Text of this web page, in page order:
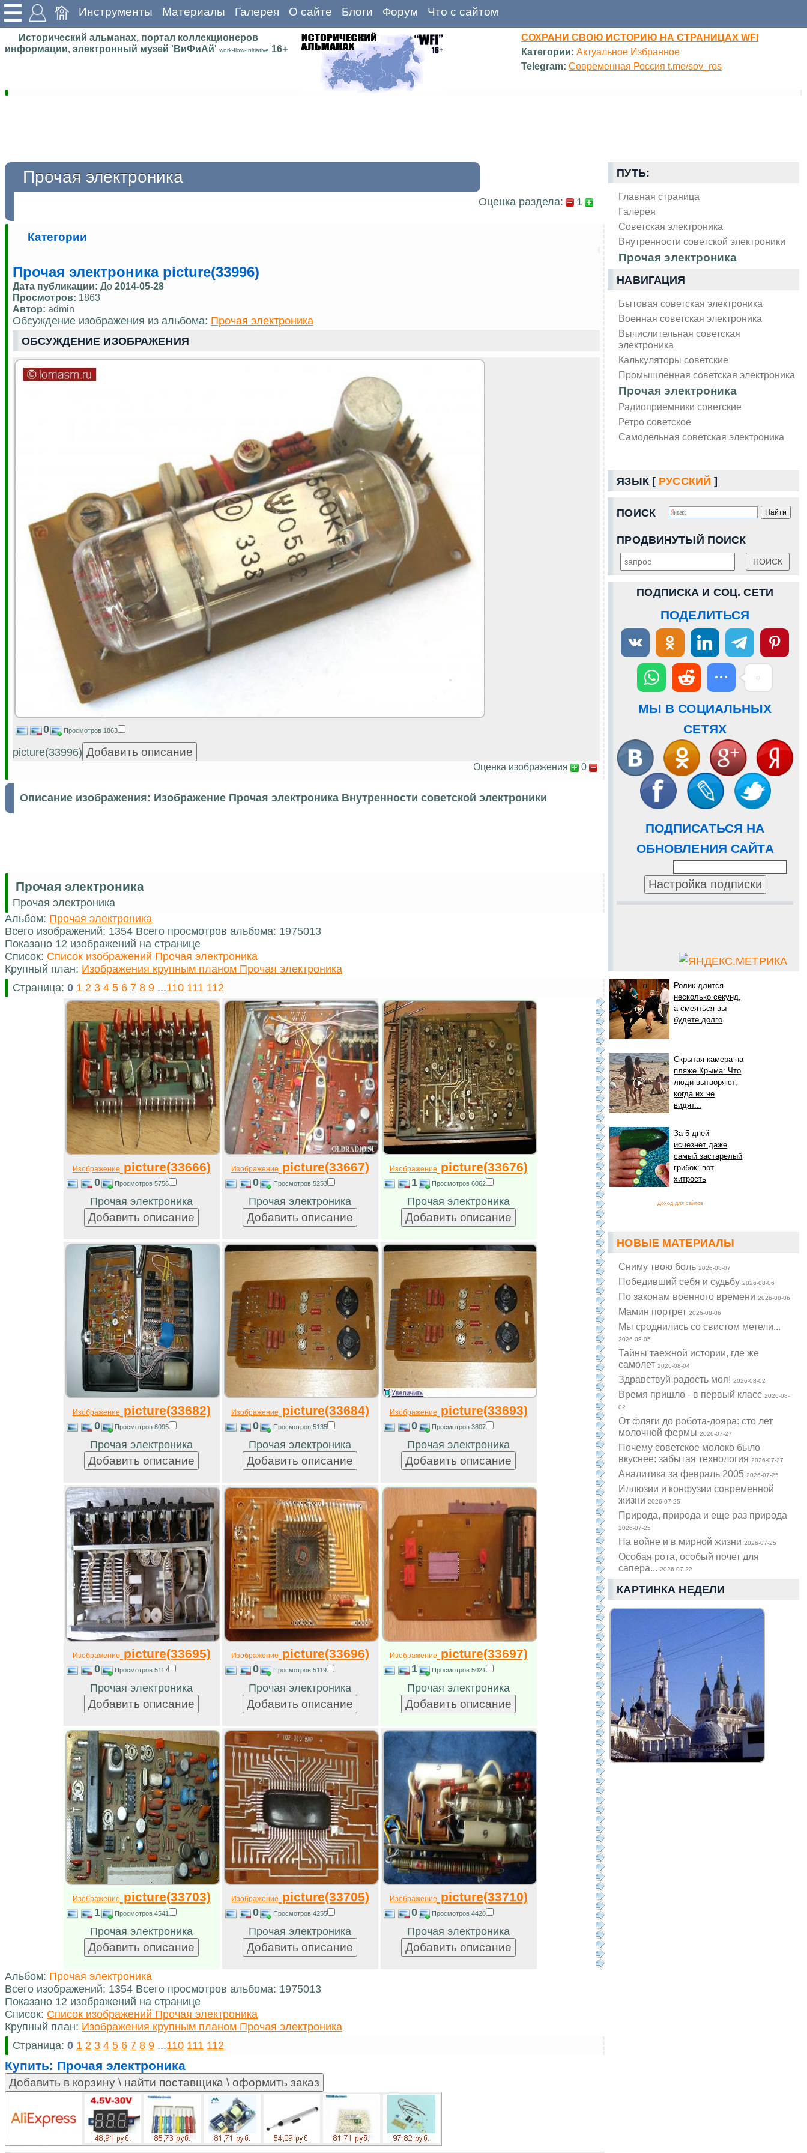
Инструменты Материалы Галерея О сайте Блоги Форум Что с сайтом
Исторический альманах, портал коллекционеров
информации, электронный музей 'ВиФиАй' work-flow-Initiative 16+
СОХРАНИ СВОЮ ИСТОРИЮ НА СТРАНИЦАХ WFI
Категории: Актуальное Избранное
Telegram: Современная Россия t.me/sov_ros
ПУТЬ:
Главная страница
Галерея
Советская электроника
Внутренности советской электроники
Прочая электроника
НАВИГАЦИЯ
Бытовая советская электроника
Военная советская электроника
Вычислительная советская
электроника
Калькуляторы советские
Промышленная советская электроника
Прочая электроника
Радиоприемники советские
Ретро советское
Самодельная советская электроника
ЯЗЫК [ РУССКИЙ ]
ПОИСК
ПРОДВИНУТЫЙ ПОИСК
ПОДПИСКА И СОЦ. СЕТИ
ПОДЕЛИТЬСЯ
МЫ В СОЦИАЛЬНЫХ
СЕТЯХ
ПОДПИСАТЬСЯ НА
ОБНОВЛЕНИЯ САЙТА
Ролик длится
несколько секунд,
а смеяться вы
будете долго
Скрытая камера на
пляже Крыма: Что
люди вытворяют,
когда их не
видят...
За 5 дней
исчезнет даже
самый застарелый
грибок: вот
хитрость
Доход для сайтов
НОВЫЕ МАТЕРИАЛЫ
Cниму твою боль2026-08-07
Победивший себя и судьбу2026-08-06
По законам военного времени2026-08-06
Мамин портрет2026-08-06
Мы сроднились со свистом метели...
2026-08-05
Тайны таежной истории, где же
самолет2026-08-04
Здравствуй радость моя!2026-08-02
Время пришло - в первый класс2026-08-
02
От фляги до робота-дояра: сто лет
молочной фермы2026-07-27
Почему советское молоко было
вкуснее: забытая технология2026-07-27
Аналитика за февраль 20052026-07-25
Иллюзии и конфузии современной
жизни2026-07-25
Природа, природа и еще раз природа
2026-07-25
На войне и в мирной жизни2026-07-25
Особая рота, особый почет для
сапера...2026-07-22
КАРТИНКА НЕДЕЛИ
Прочая электроника
Оценка раздела: 1
Категории
Прочая электроника picture(33996)
Дата публикации: До 2014-05-28
Просмотров: 1863
Автор: admin
Обсуждение изображения из альбома: Прочая электроника
ОБСУЖДЕНИЕ ИЗОБРАЖЕНИЯ
0 Просмотров 1863
picture(33996)
Оценка изображения 0
Описание изображения: Изображение Прочая электроника Внутренности советской электроники
Прочая электроника
Прочая электроника
Альбом: Прочая электроника
Всего изображений: 1354 Всего просмотров альбома: 1975013
Показано 12 изображений на странице
Список: Список изображений Прочая электроника
Крупный план: Изображения крупным планом Прочая электроника
Страница: 0 1 2 3 4 5 6 7 8 9 ...110 111 112
Изображение picture(33666)
0 Просмотров 5756
Прочая электроника
Изображение picture(33667)
0 Просмотров 5253
Прочая электроника
Изображение picture(33676)
1 Просмотров 6062
Прочая электроника
Изображение picture(33682)
0 Просмотров 6095
Прочая электроника
Изображение picture(33684)
0 Просмотров 5135
Прочая электроника
Изображение picture(33693)
0 Просмотров 3807
Прочая электроника
Изображение picture(33695)
0 Просмотров 5117
Прочая электроника
Изображение picture(33696)
0 Просмотров 5119
Прочая электроника
Изображение picture(33697)
1 Просмотров 5021
Прочая электроника
Изображение picture(33703)
1 Просмотров 4541
Прочая электроника
Изображение picture(33705)
0 Просмотров 4255
Прочая электроника
Изображение picture(33710)
0 Просмотров 4428
Прочая электроника
Альбом: Прочая электроника
Всего изображений: 1354 Всего просмотров альбома: 1975013
Показано 12 изображений на странице
Список: Список изображений Прочая электроника
Крупный план: Изображения крупным планом Прочая электроника
Страница: 0 1 2 3 4 5 6 7 8 9 ...110 111 112
Купить: Прочая электроника